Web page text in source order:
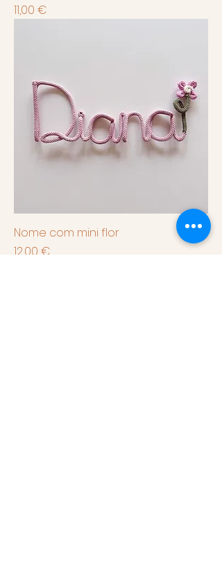
Preço
11,00 €
Nome com mini flor
Preço
12,00 €